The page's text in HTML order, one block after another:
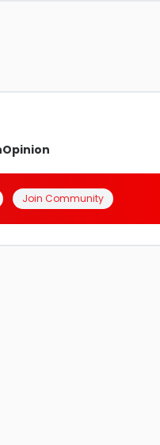
Opinion
Join Community